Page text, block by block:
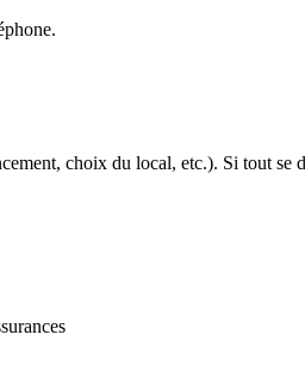
choix du local, etc.). Si tout se